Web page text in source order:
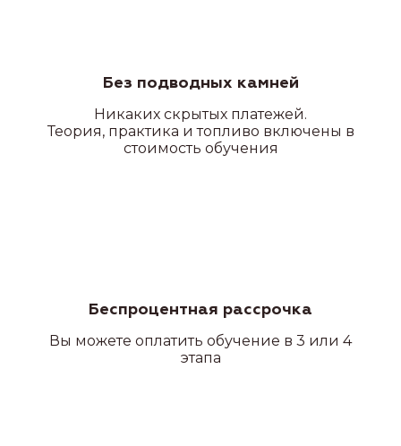
Без подводных камней
Никаких скрытых платежей.
Теория, практика и топливо включены в
стоимость обучения
Беспроцентная рассрочка
Вы можете оплатить обучение в 3 или 4
этапа